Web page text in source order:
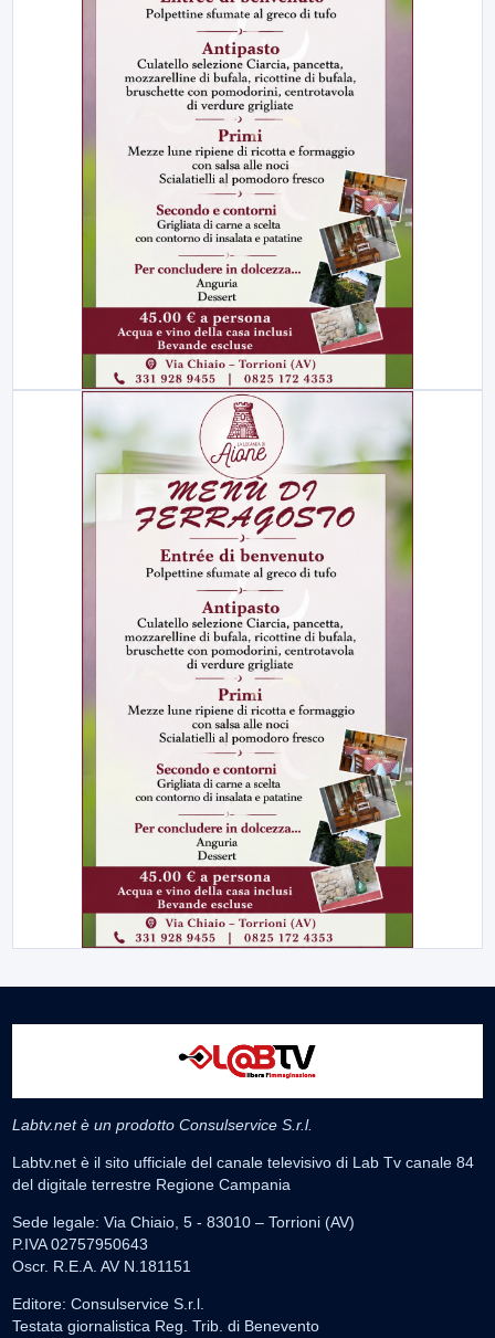
Labtv.net è un prodotto Consulservice S.r.l.
Labtv.net è il sito ufficiale del canale televisivo di Lab Tv canale 84
del digitale terrestre Regione Campania
Sede legale: Via Chiaio, 5 - 83010 – Torrioni (AV)
P.IVA 02757950643
Oscr. R.E.A. AV N.181151
Editore: Consulservice S.r.l.
Testata giornalistica Reg. Trib. di Benevento